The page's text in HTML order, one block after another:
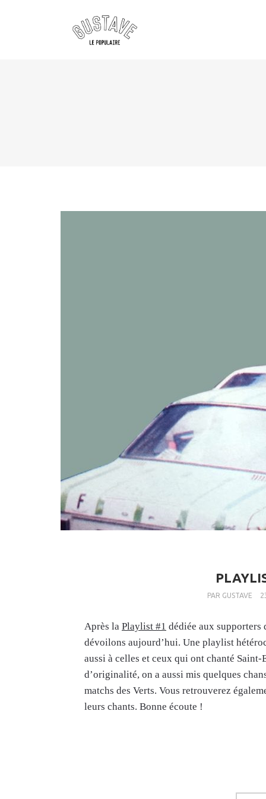
PAR GUSTAVE
Après la Playlist #1 dédiée aux supporters
dévoilons aujourd’hui. Une playlist
aussi à celles et ceux qui ont chanté
d’originalité, on a aussi mis quelques
matchs des Verts. Vous retrouverez
leurs chants. Bonne écoute !